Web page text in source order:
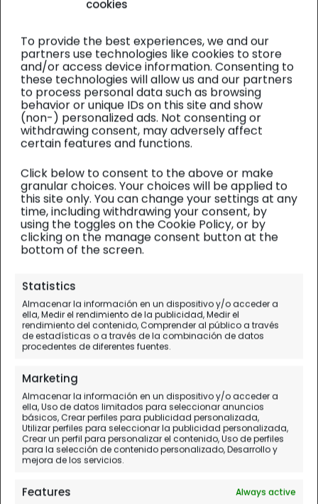
cookies
To provide the best experiences, we and our
partners use technologies like cookies to store
and/or access device information. Consenting to
these technologies will allow us and our partners
to process personal data such as browsing
behavior or unique IDs on this site and show
(non-) personalized ads. Not consenting or
withdrawing consent, may adversely affect
certain features and functions.
Click below to consent to the above or make
granular choices. Your choices will be applied to
this site only. You can change your settings at any
time, including withdrawing your consent, by
using the toggles on the Cookie Policy, or by
clicking on the manage consent button at the
bottom of the screen.
Statistics
Almacenar la información en un dispositivo y/o acceder a
ella, Medir el rendimiento de la publicidad, Medir el
rendimiento del contenido, Comprender al público a través
de estadísticas o a través de la combinación de datos
procedentes de diferentes fuentes.
Marketing
Almacenar la información en un dispositivo y/o acceder a
ella, Uso de datos limitados para seleccionar anuncios
básicos, Crear perfiles para publicidad personalizada,
Utilizar perfiles para seleccionar la publicidad personalizada,
Crear un perfil para personalizar el contenido, Uso de perfiles
para la selección de contenido personalizado, Desarrollo y
mejora de los servicios.
Features
Always active
A nuestra María (94
AÑOS!)